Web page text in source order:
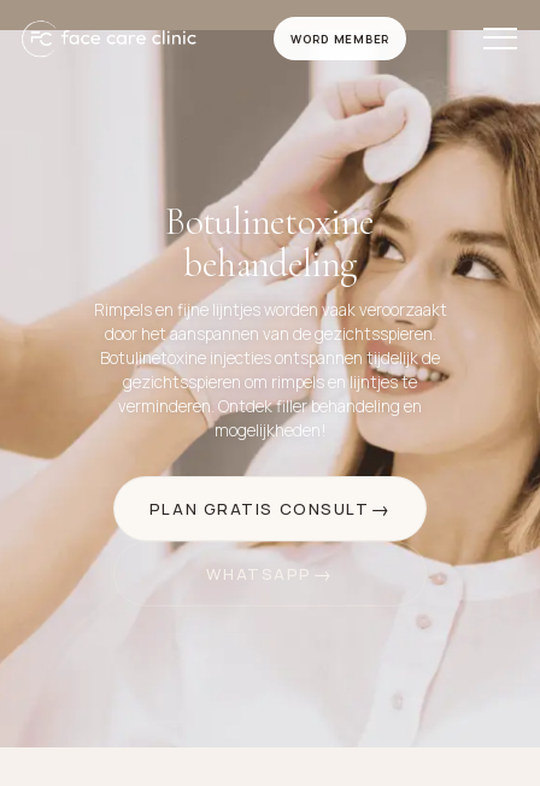
WORD MEMBER
Botulinetoxine
behandeling
Rimpels en fijne lijntjes worden vaak veroorzaakt
door het aanspannen van de gezichtsspieren.
Botulinetoxine injecties ontspannen tijdelijk de
gezichtsspieren om rimpels en lijntjes te
verminderen. Ontdek filler behandeling en
mogelijkheden!
PLAN GRATIS CONSULT
WHATSAPP